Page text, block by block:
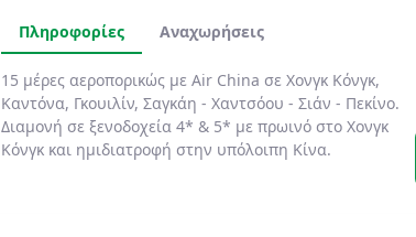
Πληροφορίες Αναχωρήσεις
15 μέρες αεροπορικώς με Air China σε Χονγκ Κόνγκ,
Καντόνα, Γκουιλίν, Σαγκάη - Χαντσόου - Σιάν - Πεκίνο.
Διαμονή σε ξενοδοχεία 4* & 5* με πρωινό στο Χονγκ
Κόνγκ και ημιδιατροφή στην υπόλοιπη Κίνα.